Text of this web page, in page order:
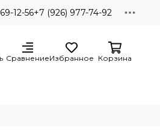
12-56+7 (926) 977-74-92
СравнениеИзбранное Корзина